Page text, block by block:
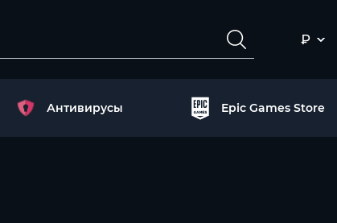
₽
Антивирусы Epic Games Store